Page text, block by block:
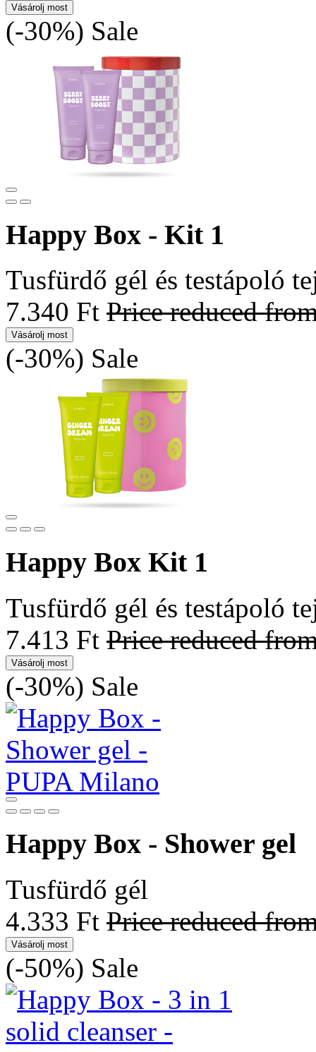
Vásárolj most
(-30%) Sale
Happy Box - Kit 1
Tusfürdő gél és testápoló
7.340 Ft Price reduced
Vásárolj most
(-30%) Sale
Happy Box Kit 1
Tusfürdő gél és testápoló
7.413 Ft Price reduced
Vásárolj most
(-30%) Sale
Happy Box - Shower gel
Tusfürdő gél
4.333 Ft Price reduced
Vásárolj most
(-50%) Sale